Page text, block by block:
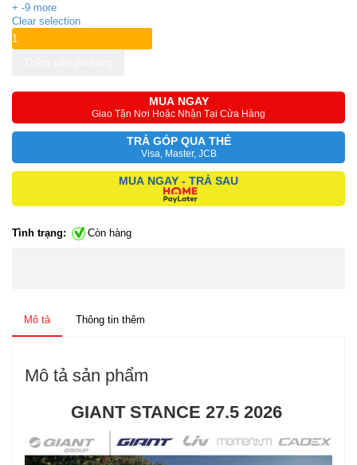
+ -9 more
Clear selection
MUA NGAY
Giao Tận Nơi Hoặc Nhận Tại Cửa Hàng
TRẢ GÓP QUA THẺ
Visa, Master, JCB
MUA NGAY - TRẢ SAU
Tình trạng: Còn hàng
Mô tả Thông tin thêm
Mô tả sản phẩm
GIANT STANCE 27.5 2026